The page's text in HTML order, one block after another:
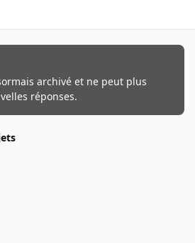
archivé et ne peut plus
réponses.